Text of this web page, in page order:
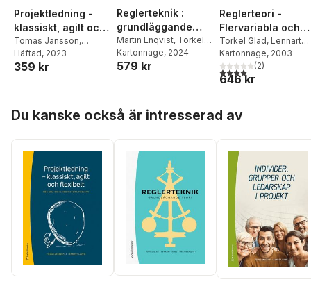
Projektledning -
klassiskt, agilt och
flexibelt : för små
och lagom stora
projekt
Tomas Jansson,
Lennart Ljung
Häftad, 2023
359 kr
Reglerteknik :
grundläggande
teori
Martin Enqvist, Torkel
Glad,Lennart Ljung
Kartonnage, 2024
579 kr
Reglerteori -
Flervariabla och
olinjära metoder
Torkel Glad, Lennart
Ljung
Kartonnage, 2003
4,0utav 5 stjärnor.
(2)
646 kr
Du kanske också är intresserad av